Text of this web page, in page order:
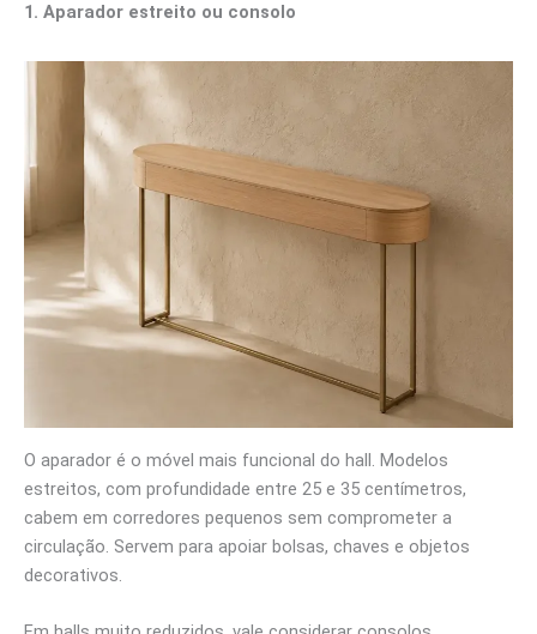
1. Aparador estreito ou consolo
O aparador é o móvel mais funcional do hall. Modelos
estreitos, com profundidade entre 25 e 35 centímetros,
cabem em corredores pequenos sem comprometer a
circulação. Servem para apoiar bolsas, chaves e objetos
decorativos.